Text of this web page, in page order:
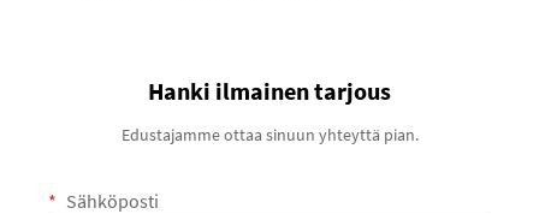
Hanki ilmainen tarjous
Edustajamme ottaa sinuun yhteyttä pian.
Sähköposti